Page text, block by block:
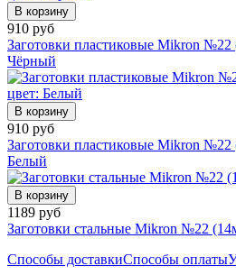
В корзину
910 руб
Заготовки пластиковые Mikron
Чёрный
В корзину
910 руб
Заготовки пластиковые Mikron
Белый
В корзину
1189 руб
Заготовки стальные Mikron №22
Способы доставкиСпособы оплаты